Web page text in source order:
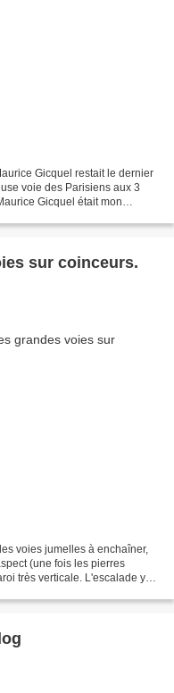
Gicquel restait le dernier
voie des Parisiens aux 3
Gicquel était mon
sur coinceurs.
voies jumelles à enchaîner,
(une fois les pierres
très verticale. L'escalade y